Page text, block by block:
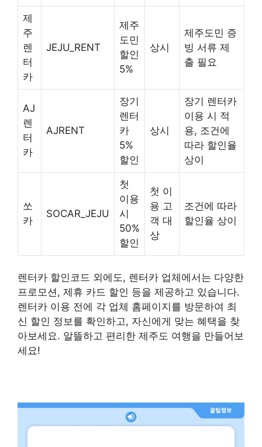
제
주
렌
터
카
JEJU_RENT
제주
도민
할인
5%
상시
제주도민 증
빙 서류 제
출 필요
AJ
렌
터
카
AJRENT
장기
렌터
카
5%
할인
상시
장기 렌터카
이용 시 적
용, 조건에
따라 할인율
상이
쏘
카
SOCAR_JEJU
첫
이용
시
50%
할인
첫 이
용 고
객 대
상
조건에 따라
할인율 상이
렌터카 할인코드 외에도, 렌터카 업체에서는 다양한
프로모션, 제휴 카드 할인 등을 제공하고 있습니다.
렌터카 이용 전에 각 업체 홈페이지를 방문하여 최
신 할인 정보를 확인하고, 자신에게 맞는 혜택을 찾
아보세요. 알뜰하고 편리한 제주도 여행을 만들어보
세요!